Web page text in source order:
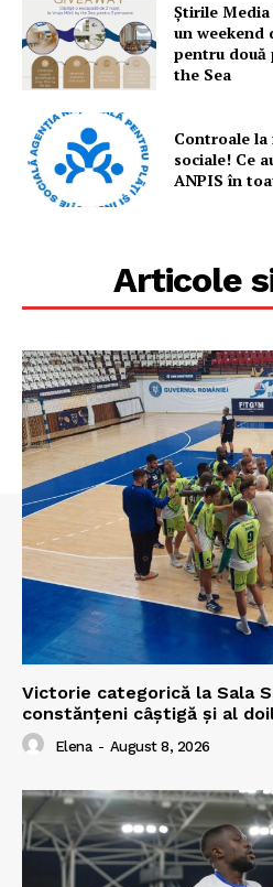
Știrile
un weekend
pentru două
the Sea
Controale
sociale! Ce
ANPIS în
Articole
Victorie categorică la Sala
constănțeni câștigă și al
Elena - August 8, 2026